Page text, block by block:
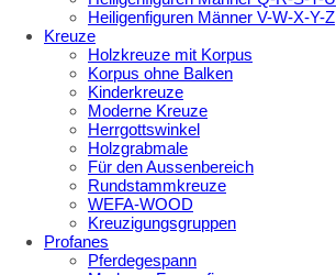
Heiligenfiguren Männer V-W-X-Y-Z
Kreuze
Holzkreuze mit Korpus
Korpus ohne Balken
Kinderkreuze
Moderne Kreuze
Herrgottswinkel
Holzgrabmale
Für den Aussenbereich
Rundstammkreuze
WEFA-WOOD
Kreuzigungsgruppen
Profanes
Pferdegespann